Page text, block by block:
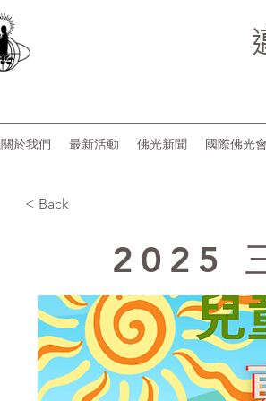
關於我們 最新活動 佛光新聞 國際佛光會
< Back
2025